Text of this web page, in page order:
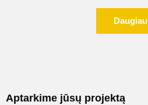
Daugiau
Aptarkime jūsų projektą